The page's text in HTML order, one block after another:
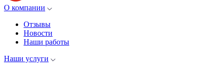
О компании
Отзывы
Новости
Наши работы
Наши услуги